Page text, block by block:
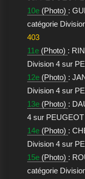
10e(Photo) :
catégorie
403
11e(Photo) :
Division 4 sur
12e(Photo) :
Division 4 sur
13e(Photo) :
4 sur PEUGEOT
14e(Photo) :
Division 4 sur
15e(Photo) :
catégorie